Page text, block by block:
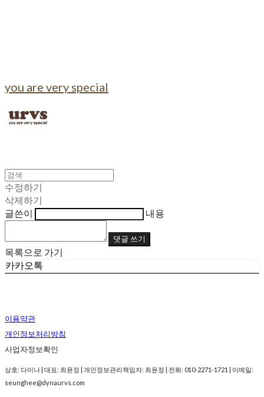
you are very special
수정하기
삭제하기
글쓴이
내용
댓글 쓰기
목록으로 가기
카카오톡
이용약관
개인정보처리방침
사업자정보확인
상호: 다이나 | 대표: 최윤정 | 개인정보관리책임자: 최윤정 | 전화: 010-2271-1721 | 이메일:
seunghee@dynaurvs.com